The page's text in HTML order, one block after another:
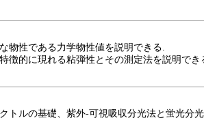
物性である力学物性値を説明できる.
徴的に現れる粘弾性とその測定法を説明でき
トルの基礎、紫外-可視吸収分光法と蛍光分